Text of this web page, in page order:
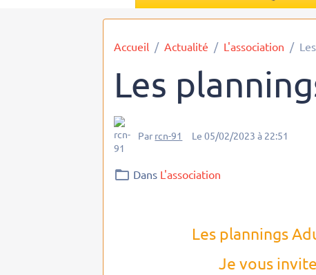
Accueil Actualité L'association
Les
Par rcn-91 Le 05/02/2023 à 22:51
Dans L'association
Les plannings
Je vous